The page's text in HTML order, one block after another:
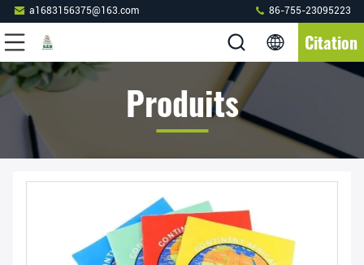
a1683156375@163.com 86-755-23095223
Citation
Produits